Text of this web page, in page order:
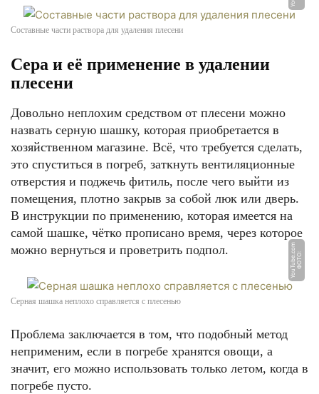
Составные части раствора для удаления плесени
Сера и её применение в удалении
плесени
Довольно неплохим средством от плесени можно
назвать серную шашку, которая приобретается в
хозяйственном магазине. Всё, что требуется сделать,
это спуститься в погреб, заткнуть вентиляционные
отверстия и поджечь фитиль, после чего выйти из
помещения, плотно закрыв за собой люк или дверь.
В инструкции по применению, которая имеется на
самой шашке, чётко прописано время, через которое
можно вернуться и проветрить подпол.
Ф
О
Т
О:
Y
o
u
T
u
b
e.
c
o
m
Серная шашка неплохо справляется с плесенью
Проблема заключается в том, что подобный метод
неприменим, если в погребе хранятся овощи, а
значит, его можно использовать только летом, когда в
погребе пусто.